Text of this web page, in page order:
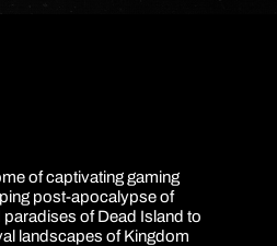
of captivating gaming
post-apocalypse of
of Dead Island to
landscapes of Kingdom